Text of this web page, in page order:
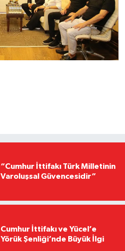
“Cumhur İttifakı Türk Milletinin
Varoluşsal Güvencesidir”
Cumhur İttifakı ve Yücel’e
Yörük Şenliği’nde Büyük İlgi